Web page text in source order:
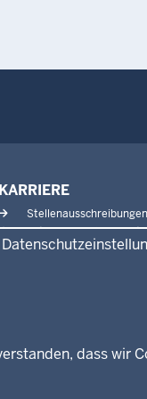
dass wir
KARRIERE
Stellenausschreibungen
Aktuelle
und Praktika